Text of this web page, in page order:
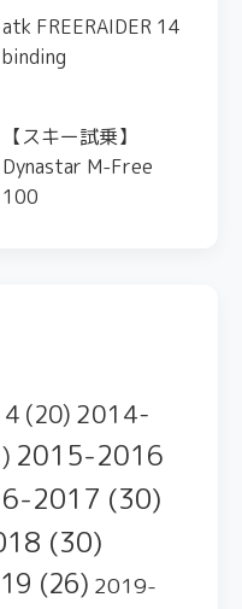
atk FREERAIDER 14
binding
【スキー試乗】
Dynastar M-Free
100
(20) 2014-
2015-2016
2017 (30)
(30)
(26) 2019-